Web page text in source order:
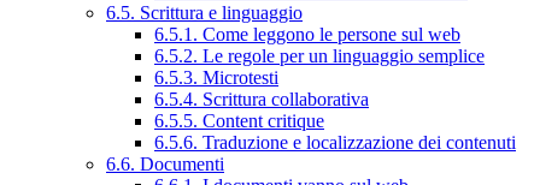
6.5. Scrittura e linguaggio
6.5.1. Come leggono le persone sul web
6.5.2. Le regole per un linguaggio semplice
6.5.3. Microtesti
6.5.4. Scrittura collaborativa
6.5.5. Content critique
6.5.6. Traduzione e localizzazione dei contenuti
6.6. Documenti